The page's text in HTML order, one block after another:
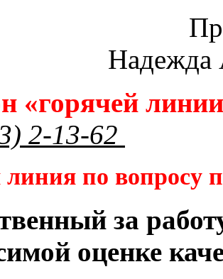
Надежда
«горячей
2-13-62
линия по вопросу
за
оценке